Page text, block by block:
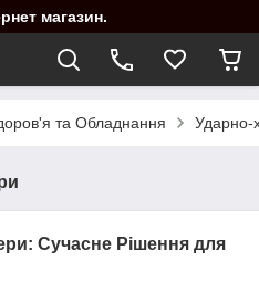
магазин.
та Обладнання Ударно-
Сучасне Рішення для